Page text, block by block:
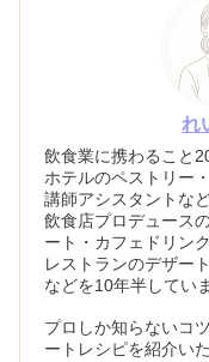
れ
飲食業に携わること
ホテルのペストリー
講師アシスタントな
飲食店プロデュース
ート・カフェドリン
レストランのデザー
などを10年半してい
プロしか知らないコ
ートレシピを紹介い